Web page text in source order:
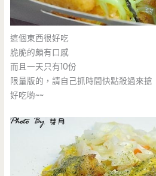
這個東西很好吃
脆脆的頗有口感
而且一天只有10份
限量版的，請自己抓時間快點殺過來搶
好吃喲~~